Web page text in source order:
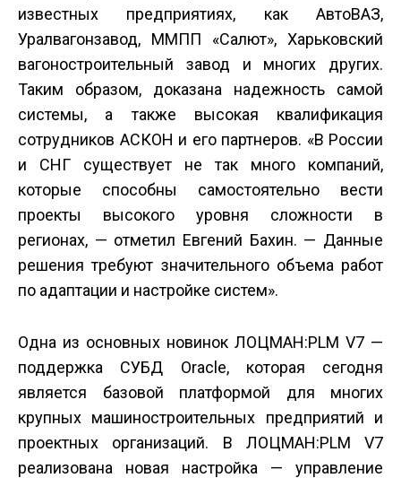
известных предприятиях, как АвтоВАЗ,
Уралвагонзавод, ММПП «Салют», Харьковский
вагоностроительный завод и многих других.
Таким образом, доказана надежность самой
системы, а также высокая квалификация
сотрудников ­АСКОН и его партнеров. «В России
и СНГ существует не так много компаний,
которые способны самостоятельно вести
проекты высокого уровня сложности в
регионах, — отметил Евгений Бахин. — Данные
решения требуют значительного объема работ
по адаптации и настройке систем».
Одна из основных новинок ЛОЦМАН:PLM V7 —
поддержка СУБД Oracle, которая сегодня
является базовой платформой для многих
крупных машиностроительных предприятий и
проектных организаций. В ЛОЦМАН:PLM V7
реализована новая настройка — управление